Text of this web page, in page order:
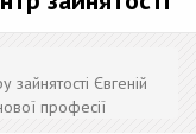
Євгеній
професії